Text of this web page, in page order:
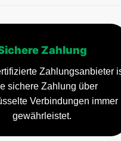
Zahlung
Zahlungsanbieter
sichere Zahlung über
Verbindungen immer
gewährleistet.